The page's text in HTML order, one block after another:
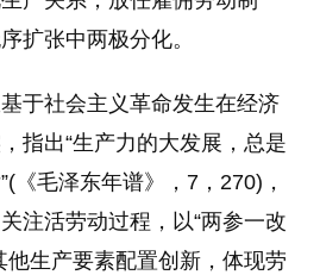
扩张中两极分化。
于社会主义革命发生在经济
指出“生产力的大发展，总是
《毛泽东年谱》，7，270)，
注活劳动过程，以“两参一改
他生产要素配置创新，体现劳